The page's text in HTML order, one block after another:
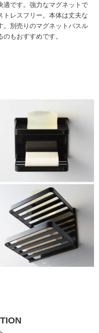
適です。強力なマグネットで
トレスフリー。本体は丈夫な
。別売りのマグネットバスル
もおすすめです。